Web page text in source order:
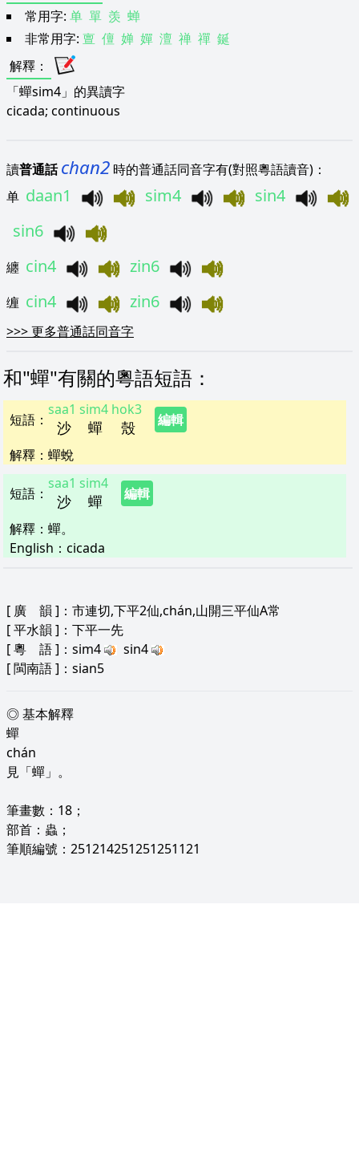
常用字: 单 單 羡 蝉
非常用字: 亶 儃 婵 嬋 澶 禅 禪 鋋
解釋 ：
「蟬sim4」的異讀字
cicada; continuous
讀普通話 chan2 時的普通話同音字有(對照粵語讀音)：
单 daan1 sim4
sin4
sin6
纏 cin4 zin6
缠 cin4 zin6
>>>更多普通話同音字
和"蟬"有關的粵語短語 ：
短語 ： 沙
saa1
蟬
sim4
殼
hok3
編輯
解釋 ： 蟬蛻
短語 ： 沙
saa1
蟬
sim4
編輯
解釋 ： 蟬。
English： cicada
[ 廣 韻 ]：市連切,下平2仙,chán,山開三平仙A常
[平水韻 ]：下平一先
[粵 語]：sim4
sin4
[閩南語]：sian5
◎ 基本解釋
蟬
chán
見「蟬」。
筆畫數：18；
部首：蟲；
筆順編號：251214251251251121